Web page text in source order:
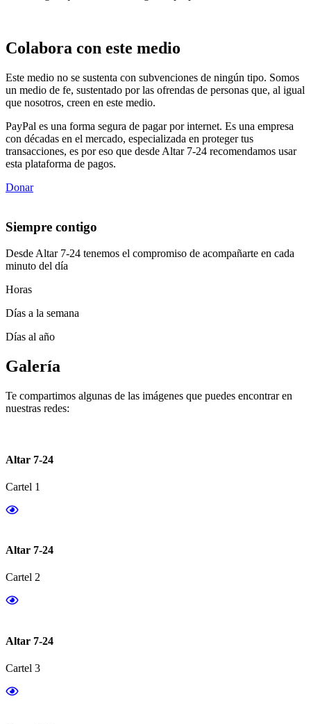
Colabora con este medio
Este medio no se sustenta con subvenciones de ningún tipo. Somos
un medio de fe, sustentado por las ofrendas de personas que, al igual
que nosotros, creen en este medio.
PayPal es una forma segura de pagar por internet. Es una empresa
con décadas en el mercado, especializada en proteger tus
transacciones, es por eso que desde Altar 7-24 recomendamos usar
esta plataforma de pagos.
Donar
Siempre contigo
Desde Altar 7-24 tenemos el compromiso de acompañarte en cada
minuto del día
Horas
Días a la semana
Días al año
Galería
Te compartimos algunas de las imágenes que puedes encontrar en
nuestras redes:
Altar 7-24
Cartel 1
Altar 7-24
Cartel 2
Altar 7-24
Cartel 3